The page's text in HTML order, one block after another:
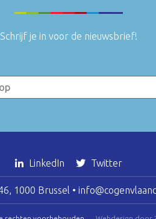
Schrijf je in voor de nieuwsbrief!
LinkedIn Twitter
1000 Brussel •